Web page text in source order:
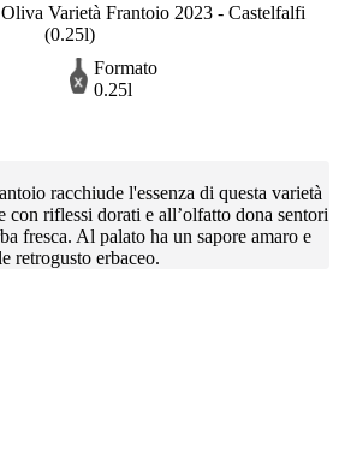
Varietà Frantoio 2023 - Castelfalfi
(0.25l)
Formato
0.25l
racchiude l'essenza di questa varietà
con riflessi dorati e all’olfatto dona sentori
fresca. Al palato ha un sapore amaro e
retrogusto erbaceo.